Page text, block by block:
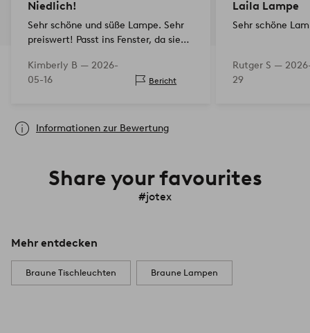
Niedlich!
Sehr schöne und süße Lampe. Sehr
preiswert! Passt ins Fenster, da sie
Kimberly B — 2026-
05-16
Bericht
Laila Lampe
Sehr schöne
Rutger S —
29
Informationen zur Bewertung
Share your favourites
#jotex
Mehr entdecken
Braune Tischleuchten Braune Lampen